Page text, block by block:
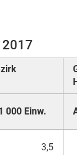
2017
000 Einw.
3,5